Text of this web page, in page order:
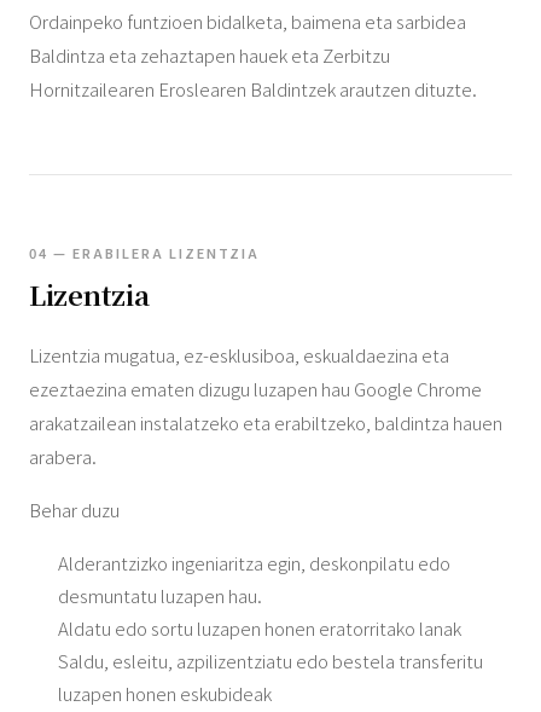
Ordainpeko funtzioen bidalketa, baimena eta sarbidea
Baldintza eta zehaztapen hauek eta Zerbitzu
Hornitzailearen Eroslearen Baldintzek arautzen dituzte.
04 — ERABILERA LIZENTZIA
Lizentzia
Lizentzia mugatua, ez-esklusiboa, eskualdaezina eta
ezeztaezina ematen dizugu luzapen hau Google Chrome
arakatzailean instalatzeko eta erabiltzeko, baldintza hauen
arabera.
Behar duzu
Alderantzizko ingeniaritza egin, deskonpilatu edo
desmuntatu luzapen hau.
Aldatu edo sortu luzapen honen eratorritako lanak
Saldu, esleitu, azpilizentziatu edo bestela transferitu
luzapen honen eskubideak